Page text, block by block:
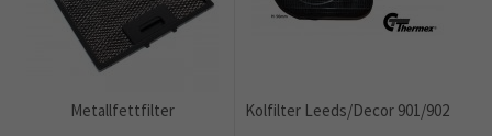
Metallfettfilter Kolfilter Leeds/Decor 901/902